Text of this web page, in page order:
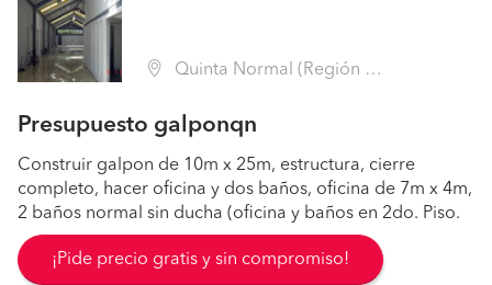
Quinta Normal (Región Metropolitana - Santiago)
Presupuesto galponqn
Construir galpon de 10m x 25m, estructura, cierre
completo, hacer oficina y dos baños, oficina de 7m x 4m,
2 baños normal sin ducha (oficina y baños en 2do. Piso.
¡Pide precio gratis y sin compromiso!